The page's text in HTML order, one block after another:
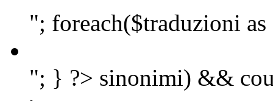
"; foreach($traduzioni
"; } ?> sinonimi) &&